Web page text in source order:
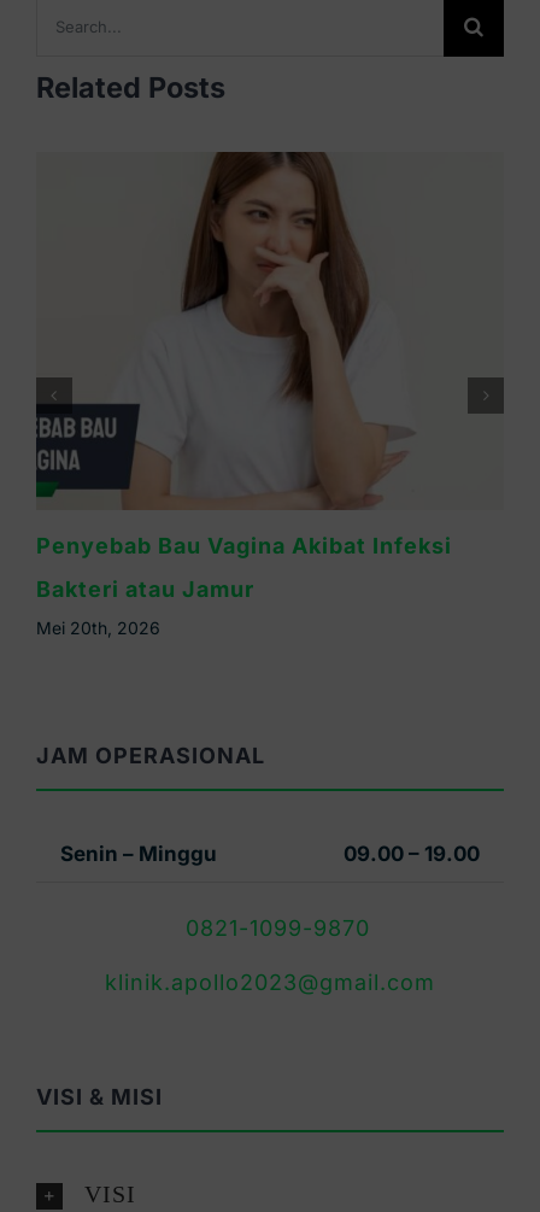
for:
Related Posts
Miss V Gatal dan Bau Tidak Sedap? Bisa
Jadi Tanda Infeksi
Mei 16th, 2026
JAM OPERASIONAL
Senin – Minggu 09.00 – 19.00
0821-1099-9870
klinik.apollo2023@gmail.com
VISI & MISI
VISI